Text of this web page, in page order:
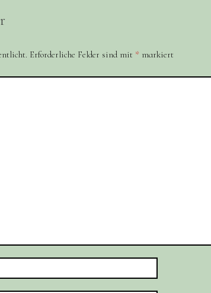
Erforderliche Felder sind mit * markiert